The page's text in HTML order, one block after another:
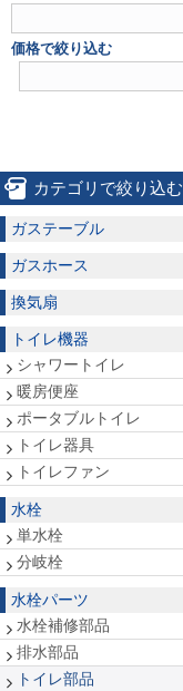
価格で絞り込む
カテゴリで絞り込む
ガステーブル
ガスホース
換気扇
トイレ機器
シャワートイレ
暖房便座
ポータブルトイレ
トイレ器具
トイレファン
水栓
単水栓
分岐栓
水栓パーツ
水栓補修部品
排水部品
トイレ部品